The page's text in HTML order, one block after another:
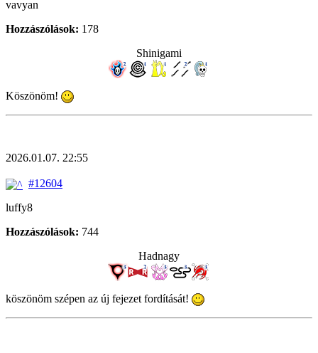
vavyan
Hozzászólások: 178
Shinigami
Köszönöm!
2026.01.07. 22:55
#12604
luffy8
Hozzászólások: 744
Hadnagy
köszönöm szépen az új fejezet fordítását!